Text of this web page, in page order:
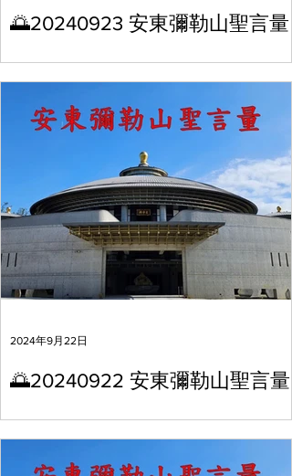
🌅20240923 安東彌勒山聖言量
🌅20240922 安東彌勒山聖言量
2024年9月22日